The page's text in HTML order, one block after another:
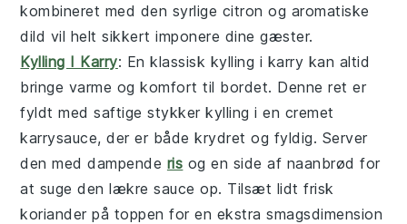
kombineret med den syrlige citron og aromatiske
dild vil helt sikkert imponere dine gæster.
Kylling I Karry: En klassisk kylling i karry kan altid
bringe varme og komfort til bordet. Denne ret er
fyldt med saftige stykkerkylling i en cremet
karrysauce, der er både krydret og fyldig. Server
den med dampende ris og en side af naanbrød for
at suge den lækre sauce op. Tilsæt lidt frisk
koriander på toppen for en ekstra smagsdimension